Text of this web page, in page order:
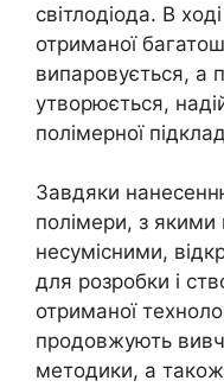
світлодіода. В
отриманої
випаровується, а
утворюється,
полімерної
Завдяки
полімери, з якими
несумісними,
для розробки і
отриманої
продовжують
методики, а